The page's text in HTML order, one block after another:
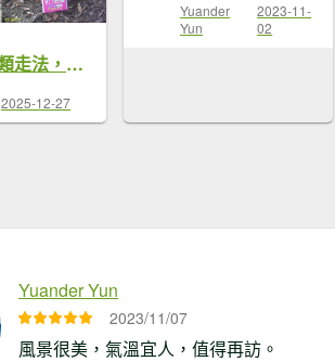
金柑樹山另類走法，杉林溪杜鵑森林步道上金柑樹山，由聚英村步道返回終點。
2025-12-27
Yuander
Yun
2023-11-
02
Yuander Yun
2023/11/07
風景很美，氣溫宜人，值得再訪。